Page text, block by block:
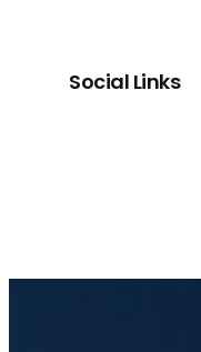
Social Links